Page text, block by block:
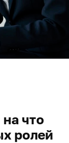
что
ролей